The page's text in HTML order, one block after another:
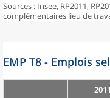
Sources : Insee, RP2011,
complémentaires lieu de
EMP T8 - Emplois
2011